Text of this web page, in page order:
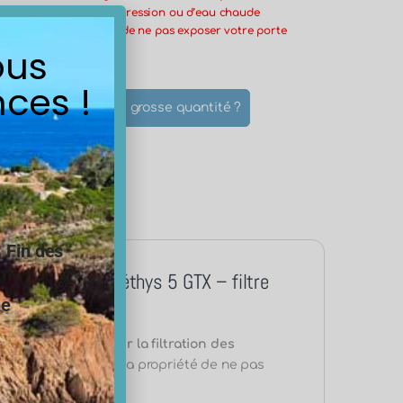
éventuel retour de pression ou d’eau chaude
Il est important de ne pas exposer votre porte
? Une grosse quantité ?
du produit
extrudée Téthys 5 GTX – filtre
est prévue pour la filtration des
possède la propriété de ne pas
!
Fin des